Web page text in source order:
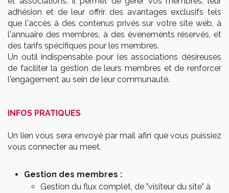
adhésion et de leur offrir des avantages exclusifs tels
que l'accès à des contenus privés sur votre site web, à
l'annuaire des membres, à des événements réservés, et
des tarifs spécifiques pour les membres.
Un outil indispensable pour les associations désireuses
de faciliter la gestion de leurs membres et de renforcer
l'engagement au sein de leur communauté.
INFOS PRATIQUES
Un lien vous sera envoyé par mail afin que vous puissiez
vous connecter au meet.
Gestion des membres :
Gestion du flux complet, de "visiteur du site" à